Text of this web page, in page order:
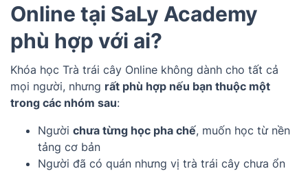
Online tại SaLy Academy
phù hợp với ai?
Khóa học Trà trái cây Online không dành cho tất cả
mọi người, nhưng rất phù hợp nếu bạn thuộc một
trong các nhóm sau:
Người chưa từng học pha chế, muốn học từ nền
tảng cơ bản
Người đã có quán nhưng vị trà trái cây chưa ổn